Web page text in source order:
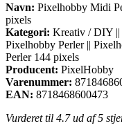
Navn: Pixelhobby Midi
pixels
Kategori: Kreativ / DIY ||
Pixelhobby Perler ||
Perler 144 pixels
Producent: PixelHobby
Varenummer:
EAN: 8718468600473
Vurderet til 4.7ud af 5